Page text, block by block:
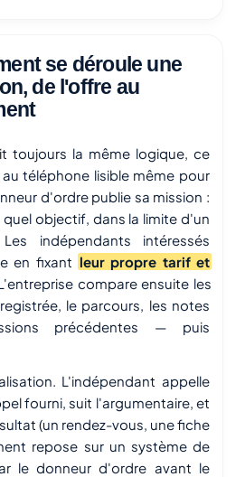
se déroule une
de l'offre au
toujours la même logique, ce
téléphone lisible même pour
d'ordre publie sa mission :
objectif, dans la limite d'un
indépendants intéressés
en fixant leur propre tarif et
compare ensuite les
le parcours, les notes
précédentes — puis
L'indépendant appelle
fourni, suit l'argumentaire, et
(un rendez-vous, une fiche
repose sur un système de
le donneur d'ordre avant le